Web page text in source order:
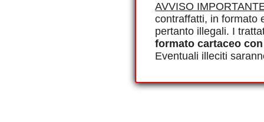
AVVISO
contraffatti, in formato
pertanto illegali. I
formato cartaceo
Eventuali illeciti